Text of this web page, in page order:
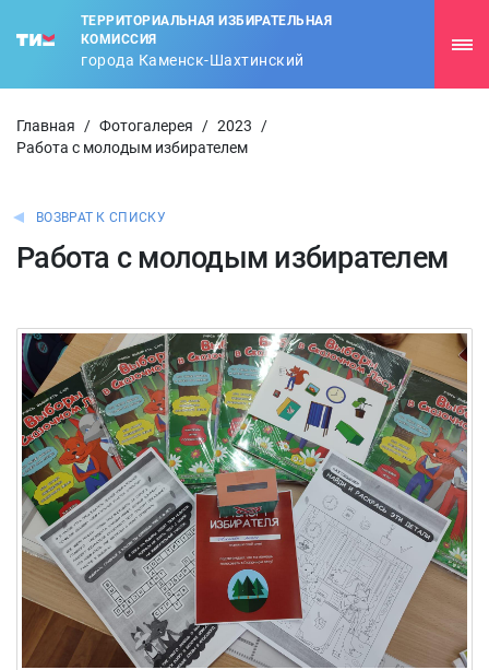
ТЕРРИТОРИАЛЬНАЯ ИЗБИРАТЕЛЬНАЯ
КОМИССИЯ
города Каменск-Шахтинский
Главная / Фотогалерея / 2023
/
Работа с молодым избирателем
ВОЗВРАТ К СПИСКУ
Работа с молодым избирателем